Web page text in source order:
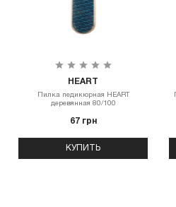
HEART
Пилка педикюрная HEART
деревянная 80/100
67 грн
КУПИТЬ